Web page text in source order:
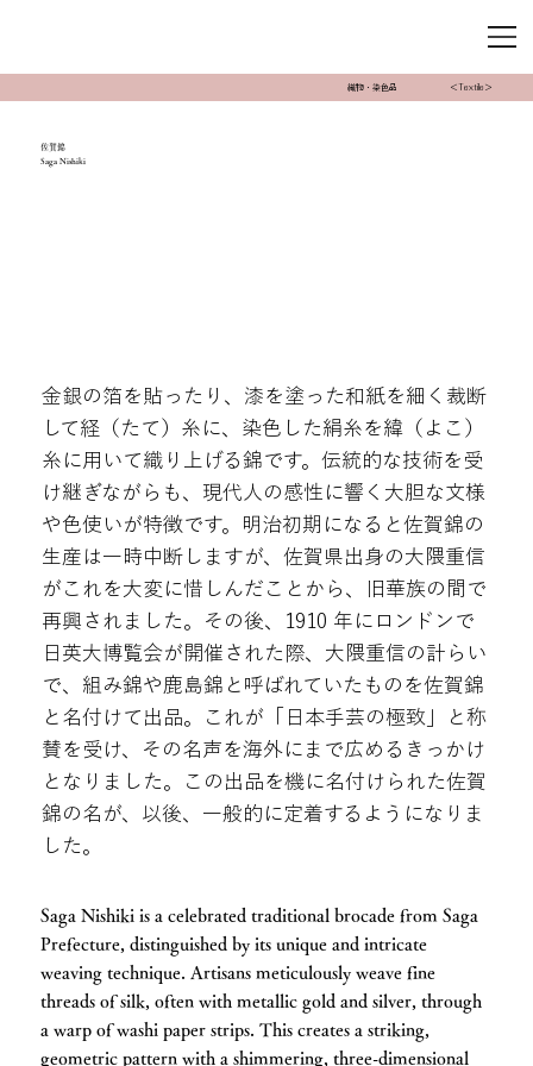
織物・染色品 ＜Textile＞
佐賀錦
Saga Nishiki
金銀の箔を貼ったり、漆を塗った和紙を細く裁断
して経（たて）糸に、染色した絹糸を緯（よこ）
糸に用いて織り上げる錦です。伝統的な技術を受
け継ぎながらも、現代人の感性に響く大胆な文様
や色使いが特徴です。明治初期になると佐賀錦の
生産は一時中断しますが、佐賀県出身の大隈重信
がこれを大変に惜しんだことから、旧華族の間で
再興されました。その後、1910 年にロンドンで
日英大博覧会が開催された際、大隈重信の計らい
で、組み錦や鹿島錦と呼ばれていたものを佐賀錦
と名付けて出品。これが「日本手芸の極致」と称
賛を受け、その名声を海外にまで広めるきっかけ
となりました。この出品を機に名付けられた佐賀
錦の名が、以後、一般的に定着するようになりま
した。
Saga Nishiki is a celebrated traditional brocade from Saga
Prefecture, distinguished by its unique and intricate
weaving technique. Artisans meticulously weave fine
threads of silk, often with metallic gold and silver, through
a warp of washi paper strips. This creates a striking,
geometric pattern with a shimmering, three-dimensional